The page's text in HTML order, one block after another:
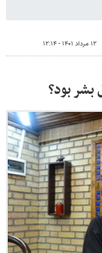
۱۲ مرداد ۱۴۰۱ - ۱۲:۱۴
بود؟